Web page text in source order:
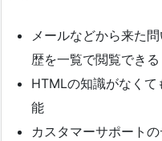
メールなどから来た
歴を一覧で閲覧できる
HTMLの知識がなくて
能
カスタマーサポート